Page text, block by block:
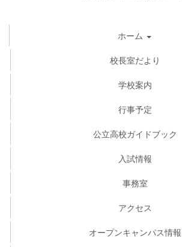
ホーム
校長室だより
学校案内
行事予定
公立高校ガイドブック
入試情報
事務室
アクセス
オープンキャンパス情報